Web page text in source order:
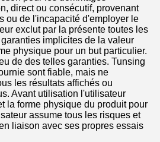
direct ou consécutif, provenant
ou de l'incapacité d'employer le
exclut par la présente toutes les
implicites de la valeur
physique pour un but particulier.
de des telles garanties. Tunsing
sont fiable, mais ne
les résultats affichés ou
Avant utilisation l'utilisateur
la forme physique du produit pour
assume tous les risques et
liaison avec ses propres essais